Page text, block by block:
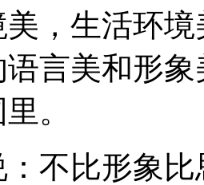
，生活环
言美和形
。
比形象比